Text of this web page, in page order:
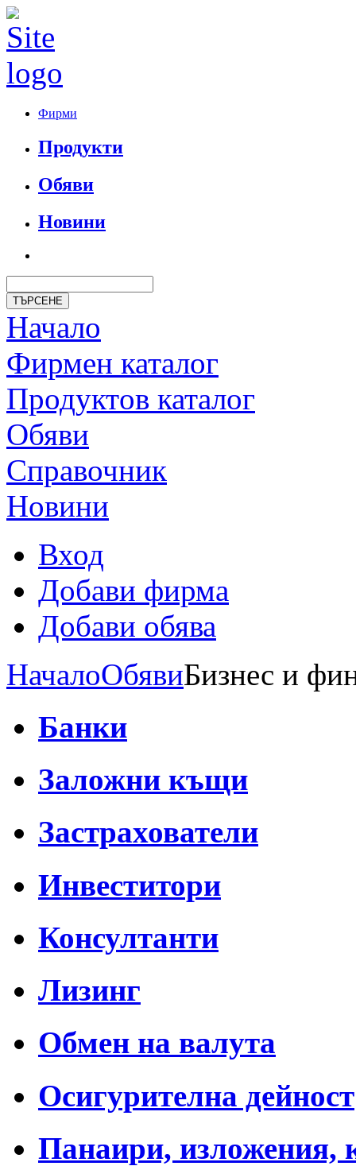
Фирми
Продукти
Обяви
Новини
Начало
Фирмен каталог
Продуктoв каталог
Обяви
Справочник
Новини
Вход
Добави фирма
Добави обява
НачалоОбявиБизнес и
Банки
Заложни къщи
Застрахователи
Инвеститори
Консултанти
Лизинг
Обмен на валута
Осигурителна дейност
Панаири, изложения,